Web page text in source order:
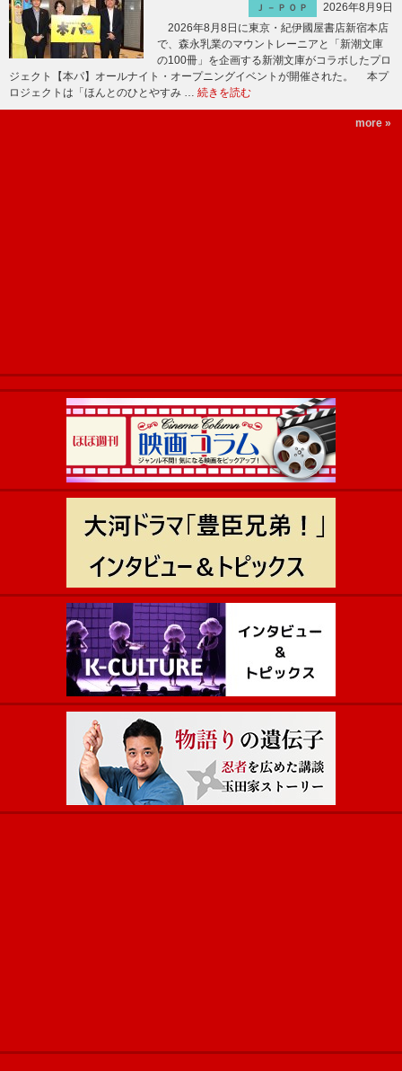
Ｊ－ＰＯＰ
2026年8月9日
2026年8月8日に東京・紀伊國屋書店新宿本店
で、森永乳業のマウントレーニアと「新潮文庫
の100冊」を企画する新潮文庫がコラボしたプロ
ジェクト【本パ】オールナイト・オープニングイベントが開催された。 本プ
ロジェクトは「ほんとのひとやすみ … 続きを読む
more »